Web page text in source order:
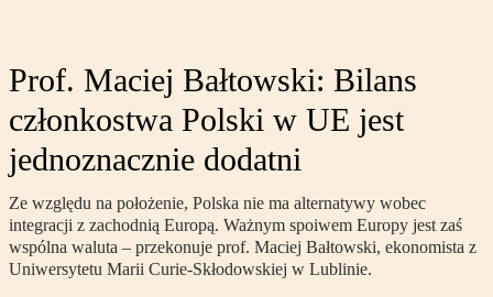
Prof. Maciej Bałtowski: Bilans
członkostwa Polski w UE jest
jednoznacznie dodatni
Ze względu na położenie, Polska nie ma alternatywy wobec
integracji z zachodnią Europą. Ważnym spoiwem Europy jest zaś
wspólna waluta – przekonuje prof. Maciej Bałtowski, ekonomista z
Uniwersytetu Marii Curie-Skłodowskiej w Lublinie.